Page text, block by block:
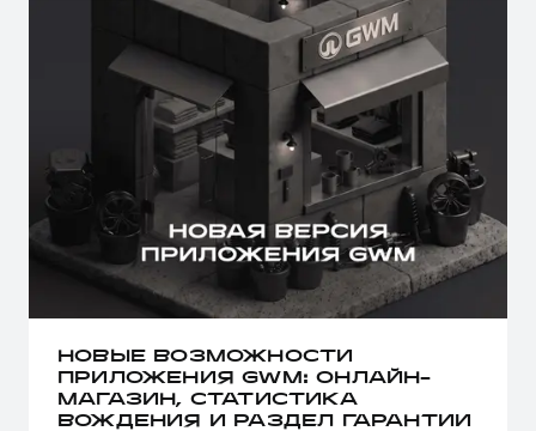
НОВЫЕ ВОЗМОЖНОСТИ
ПРИЛОЖЕНИЯ GWM: ОНЛАЙН-
МАГАЗИН, СТАТИСТИКА
ВОЖДЕНИЯ И РАЗДЕЛ ГАРАНТИИ